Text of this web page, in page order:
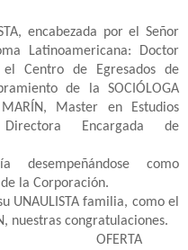
encabezada por el Señor
Latinoamericana: Doctor
el Centro de Egresados de
de la SOCIÓLOGA
MARÍN, Master en Estudios
Encargada de
desempeñándose como
la Corporación.
UNAULISTA familia, como el
nuestras congratulaciones.
OFERTA